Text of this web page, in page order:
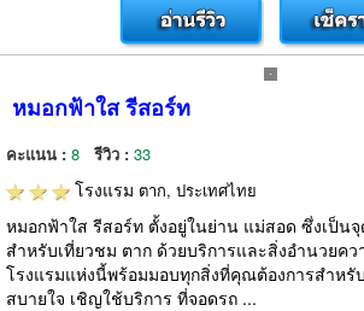
หมอกฟ้าใส รีสอร์ท
คะแนน : 8 รีวิว : 33
โรงแรม ตาก, ประเทศไทย
หมอกฟ้าใส รีสอร์ท ตั้งอยู่ในย่าน แม่สอด ซึ่งเป็น
สำหรับเที่ยวชม ตาก ด้วยบริการและสิ่งอำนวยค
โรงแรมแห่งนี้พร้อมมอบทุกสิ่งที่คุณต้องการสำหรั
สบายใจ เชิญใช้บริการ ที่จอดรถ ...